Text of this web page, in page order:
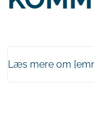
Læs mere om